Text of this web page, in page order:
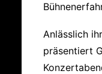
Anlässlich
präsentiert